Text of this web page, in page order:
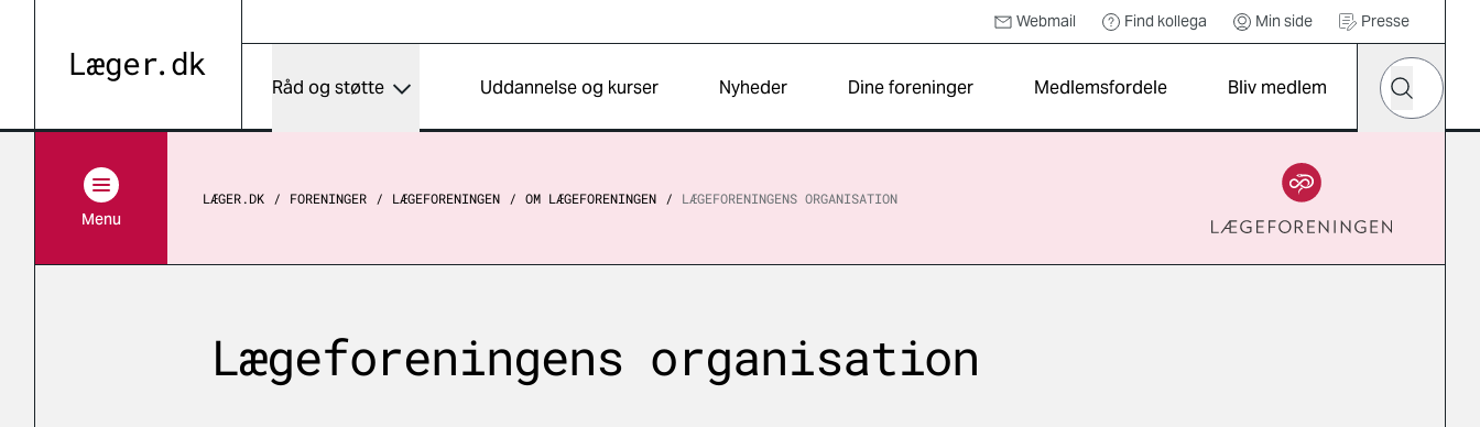
Webmail Find kollega Min side Presse
Råd og støtte Uddannelse og kurser Nyheder Dine foreninger Medlemsfordele Bliv medlem
Hvad leder
Søg
Menu
LÆGER.DK FORENINGER LÆGEFORENINGEN OM LÆGEFORENINGEN LÆGEFORENINGENS ORGANISATION
Lægeforeningens organisation